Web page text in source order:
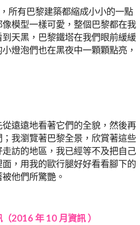
所有巴黎建築都縮成小小的一點
模型一樣可愛，整個巴黎都在我
天黑，巴黎鐵塔在我們眼前緩緩
燈泡們也在黑夜中一顆顆點亮，
遠遠地看著它們的全貌，然後再
我瀏覽著巴黎全景，欣賞著這些
訪的地區，我已經等不及把自己
，用我的歐行腿好好看看腳下的
他們所驚艷。
2016 年 10 月資訊 ）